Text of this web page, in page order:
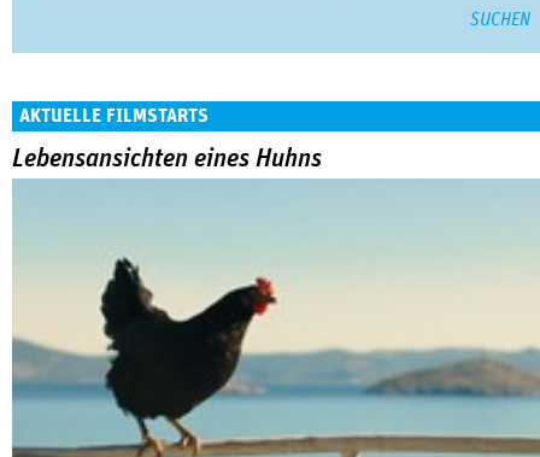
AKTUELLE FILMSTARTS
Lebensansichten eines Huhns